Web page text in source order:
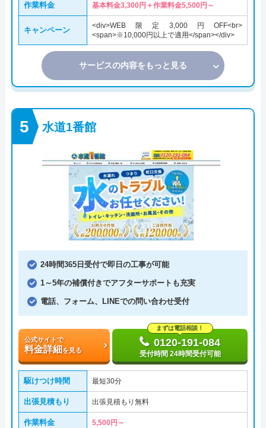
作業料金 基本料金3,300円＋作業料金5,500円～
キャンペーン
<div>WEB限定3,000円OFF<br>
<span>※10,000円以上で適用</span></div>
サービスの内容をもっと見る
水道1番館
24時間365日受付で即日の工事が可能
1～5年の補償付きでアフターサポートも充実
電話、フォーム、LINEでの問い合わせ受付
公式サイトで
料金詳細を見る
まずは電話相談！
0120-191-084
受付時間 24時間受付可能
駆けつけ時間 最短30分
出張見積もり 出張見積もり無料
作業料金 5,500円～